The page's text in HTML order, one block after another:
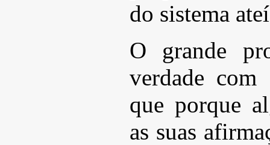
do sistema
O grande
verdade com
que porque
as suas